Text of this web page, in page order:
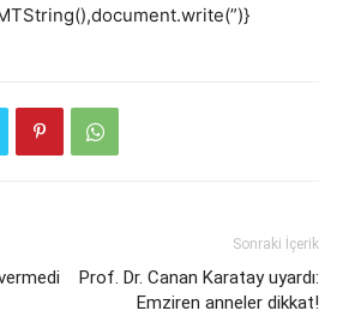
Sonraki İçerik
Prof. Dr. Canan Karatay uyardı:
Emziren anneler dikkat!